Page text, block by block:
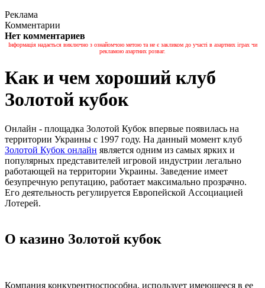
Реклама
Комментарии
Нет комментариев
Інформація надається виключно з ознайомчою метою та не є закликом до участі в азартних іграх чи
рекламою азартних розваг.
Как и чем хороший клуб
Золотой кубок
Онлайн - площадка Золотой Кубок впервые появилась на
территории Украины с 1997 году. На данный момент клуб
Золотой Кубок онлайн является одним из самых ярких и
популярных представителей игровой индустрии легально
работающей на территории Украины. Заведение имеет
безупречную репутацию, работает максимально прозрачно.
Его деятельность регулируется Европейской Ассоциацией
Лотерей.
О казино Золотой кубок
Компания конкурентноспособна, использует имеющееся в ее